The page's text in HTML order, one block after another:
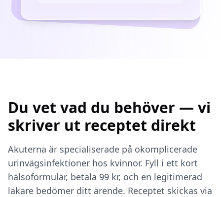
Du vet vad du behöver — vi
skriver ut receptet direkt
Akuterna är specialiserade på okomplicerade
urinvägsinfektioner hos kvinnor. Fyll i ett kort
hälsoformulär, betala 99 kr, och en legitimerad
läkare bedömer ditt ärende. Receptet skickas via